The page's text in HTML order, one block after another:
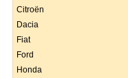
Citroën
Dacia
Fiat
Ford
Honda